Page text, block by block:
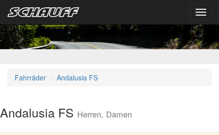
Fahrräder Andalusia FS
Andalusia FS Herren, Damen